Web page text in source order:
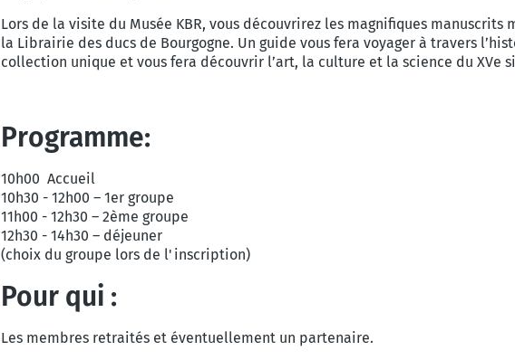
Lors de la visite du Musée KBR, vous découvrirez les magnifiques manuscrits
la Librairie des ducs de Bourgogne. Un guide vous fera voyager à travers
collection unique et vous fera découvrir l’art, la culture et la science du XVe
Programme:
10h00 Accueil
10h30 - 12h00 – 1er groupe
11h00 - 12h30 – 2ème groupe
12h30 - 14h30 – déjeuner
(choix du groupe lors de l'inscription)
Pour qui :
Les membres retraités et éventuellement un partenaire.